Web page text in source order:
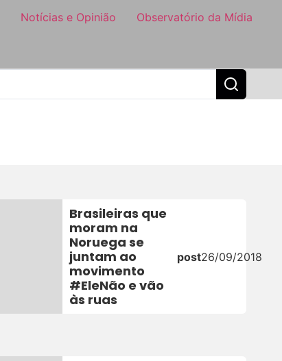
Notícias e Opinião Observatório da Mídia
Brasileiras que
moram na
Noruega se
juntam ao
movimento
#EleNão e vão
às ruas
post26/09/2018